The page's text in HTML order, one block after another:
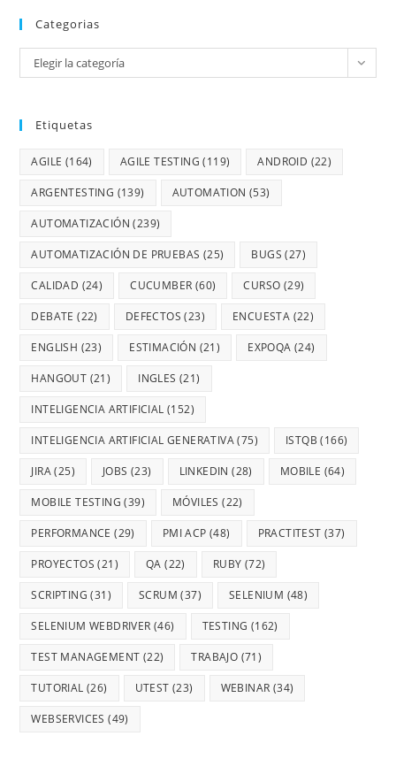
Categorias
Elegir la categoría
Etiquetas
AGILE (164) AGILE TESTING (119) ANDROID (22)
ARGENTESTING (139) AUTOMATION (53)
AUTOMATIZACIÓN (239)
AUTOMATIZACIÓN DE PRUEBAS (25) BUGS (27)
CALIDAD (24) CUCUMBER (60) CURSO (29)
DEBATE (22) DEFECTOS (23) ENCUESTA (22)
ENGLISH (23) ESTIMACIÓN (21) EXPOQA (24)
HANGOUT (21) INGLES (21)
INTELIGENCIA ARTIFICIAL (152)
INTELIGENCIA ARTIFICIAL GENERATIVA(75) ISTQB (166)
JIRA(25) JOBS (23) LINKEDIN (28) MOBILE (64)
MOBILE TESTING (39) MÓVILES (22)
PERFORMANCE (29) PMI ACP (48) PRACTITEST (37)
PROYECTOS (21) QA (22) RUBY (72)
SCRIPTING (31) SCRUM (37) SELENIUM (48)
SELENIUM WEBDRIVER (46) TESTING (162)
TEST MANAGEMENT (22) TRABAJO (71)
TUTORIAL (26) UTEST (23) WEBINAR (34)
WEBSERVICES (49)